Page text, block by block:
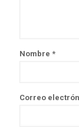
Nombre *
Correo